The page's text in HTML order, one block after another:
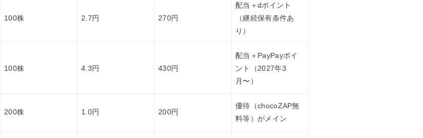
100株 2.7円 270円
配当＋dポイント
（継続保有条件あ
り）
100株 4.3円 430円
配当＋PayPayポイ
ント（2027年3
月〜）
200株 1.0円 200円
優待（chocoZAP無
料等）がメイン